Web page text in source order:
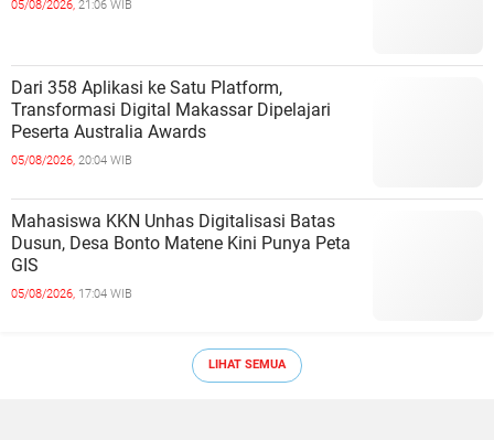
05/08/2026, 21:06 WIB
Dari 358 Aplikasi ke Satu Platform,
Transformasi Digital Makassar Dipelajari
Peserta Australia Awards
05/08/2026, 20:04 WIB
Mahasiswa KKN Unhas Digitalisasi Batas
Dusun, Desa Bonto Matene Kini Punya Peta
GIS
05/08/2026, 17:04 WIB
LIHAT SEMUA